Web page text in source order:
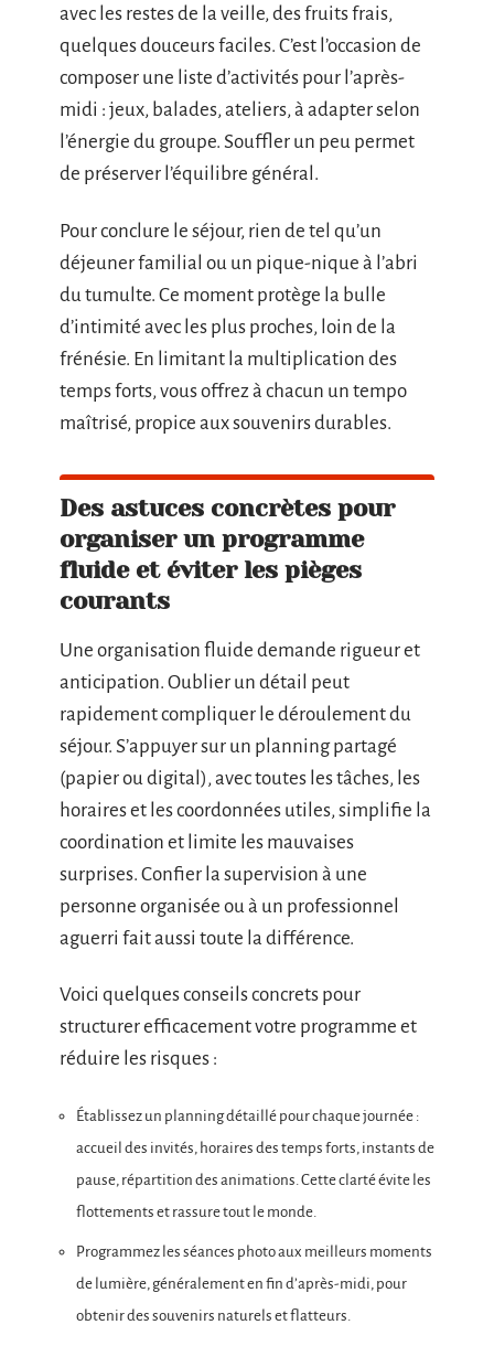
avec les restes de la veille, des fruits frais,
quelques douceurs faciles. C’est l’occasion de
composer une liste d’activités pour l’après-
midi : jeux, balades, ateliers, à adapter selon
l’énergie du groupe. Souffler un peu permet
de préserver l’équilibre général.
Pour conclure le séjour, rien de tel qu’un
déjeuner familial ou un pique-nique à l’abri
du tumulte. Ce moment protège la bulle
d’intimité avec les plus proches, loin de la
frénésie. En limitant la multiplication des
temps forts, vous offrez à chacun un tempo
maîtrisé, propice aux souvenirs durables.
Des astuces concrètes pour
organiser un programme
fluide et éviter les pièges
courants
Une organisation fluide demande rigueur et
anticipation. Oublier un détail peut
rapidement compliquer le déroulement du
séjour. S’appuyer sur un planning partagé
(papier ou digital), avec toutes les tâches, les
horaires et les coordonnées utiles, simplifie la
coordination et limite les mauvaises
surprises. Confier la supervision à une
personne organisée ou à un professionnel
aguerri fait aussi toute la différence.
Voici quelques conseils concrets pour
structurer efficacement votre programme et
réduire les risques :
Établissez un planning détaillé pour chaque journée :
accueil des invités, horaires des temps forts, instants de
pause, répartition des animations. Cette clarté évite les
flottements et rassure tout le monde.
Programmez les séances photo aux meilleurs moments
de lumière, généralement en fin d’après-midi, pour
obtenir des souvenirs naturels et flatteurs.